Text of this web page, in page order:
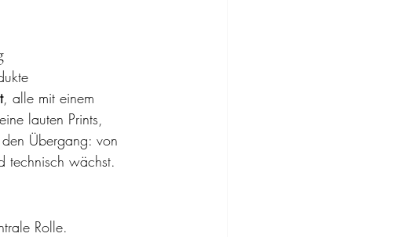
, alle mit einem
lauten Prints,
Übergang: von
technisch wächst.
Rolle.